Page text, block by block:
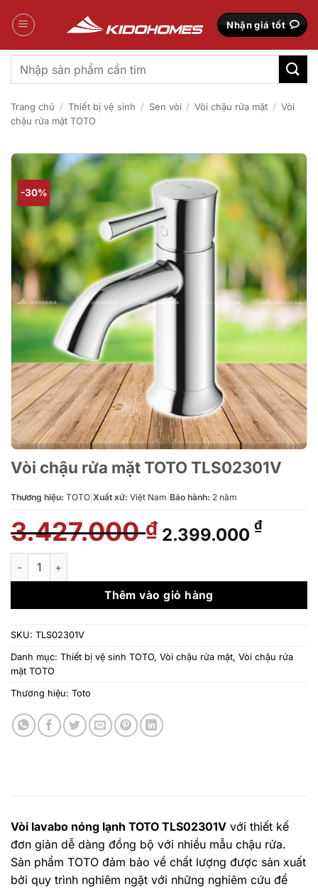
qua
Nhận giá tốt
Tìm
kiếm:
Trang chủ / Thiết bị vệ sinh / Sen vòi / Vòi chậu rửa mặt / Vòi
chậu rửa mặt TOTO
-30%
Vòi chậu rửa mặt TOTO TLS02301V
Thương hiệu: TOTO Xuất xứ: Việt Nam Bảo hành: 2 năm
3.427.000₫ Giá
gốc
3.427.000 ₫.
2.399.000 ₫Giá
là:
Vòi chậu rửa mặt TOTO TLS02301V số lượng
Thêm vào giỏ hàng
SKU: TLS02301V
Danh mục: Thiết bị vệ sinh TOTO, Vòi chậu rửa mặt, Vòi chậu rửa
mặt TOTO
Thương hiệu: Toto
Vòi lavabo nóng lạnh TOTO TLS02301V với thiết kế
đơn giản dễ dàng đồng bộ với nhiều mẫu chậu rửa.
Sản phẩm TOTO đảm bảo về chất lượng được sản xuất
bởi quy trình nghiêm ngặt với những nghiêm cứu để